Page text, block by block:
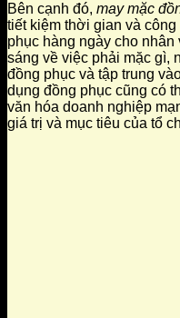
Bên cạnh đó, may mặc
tiết kiệm thời gian và
phục hàng ngày cho
sáng về việc phải mặc gì,
đồng phục và tập trung
dụng đồng phục cũng có
văn hóa doanh nghiệp
giá trị và mục tiêu của tổ